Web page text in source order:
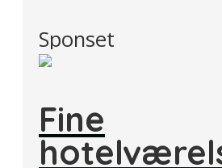
Sponset
Fine